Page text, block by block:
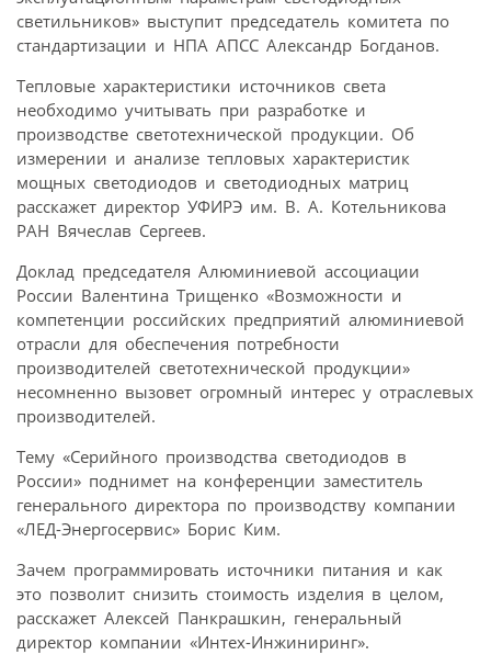
светильников» выступит председатель комитета по
стандартизации и НПА АПСС Александр Богданов.
Тепловые характеристики источников света
необходимо учитывать при разработке и
производстве светотехнической продукции. Об
измерении и анализе тепловых характеристик
мощных светодиодов и светодиодных матриц
расскажет директор УФИРЭ им. В. А. Котельникова
РАН Вячеслав Сергеев.
Доклад председателя Алюминиевой ассоциации
России Валентина Трищенко «Возможности и
компетенции российских предприятий алюминиевой
отрасли для обеспечения потребности
производителей светотехнической продукции»
несомненно вызовет огромный интерес у отраслевых
производителей.
Тему «Серийного производства светодиодов в
России» поднимет на конференции заместитель
генерального директора по производству компании
«ЛЕД-Энергосервис» Борис Ким.
Зачем программировать источники питания и как
это позволит снизить стоимость изделия в целом,
расскажет Алексей Панкрашкин, генеральный
директор компании «Интех-Инжиниринг».